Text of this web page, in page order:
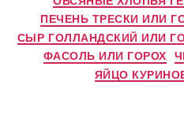
ПЕЧЕНЬ ТРЕСКИ ИЛИ
СЫР ГОЛЛАНДСКИЙ ИЛИ
ФАСОЛЬ ИЛИ ГОРОХ
ЯЙЦО